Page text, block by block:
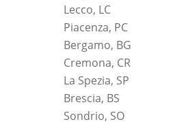
Lecco, LC
Piacenza, PC
Bergamo, BG
Cremona, CR
La Spezia, SP
Brescia, BS
Sondrio, SO